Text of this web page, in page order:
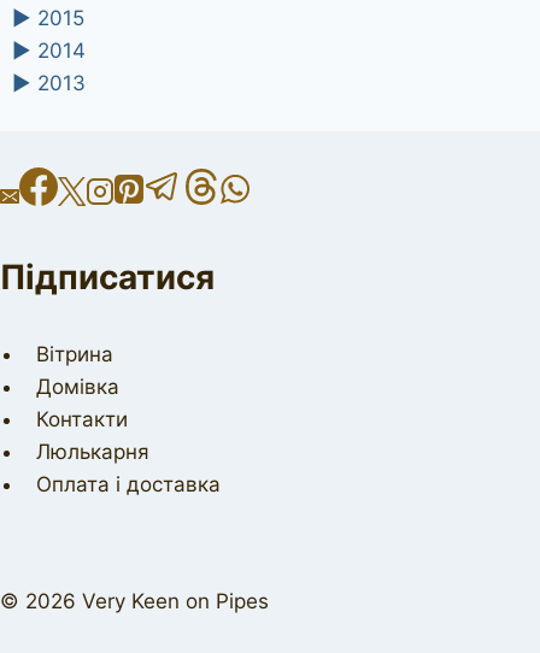
► 2015
► 2014
► 2013
Підписатися
Вітрина
Домівка
Контакти
Люлькарня
Оплата і доставка
© 2026 Very Keen on Pipes